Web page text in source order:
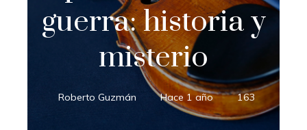
guerra: historia y
misterio
Roberto Guzmán Hace 1 año 163